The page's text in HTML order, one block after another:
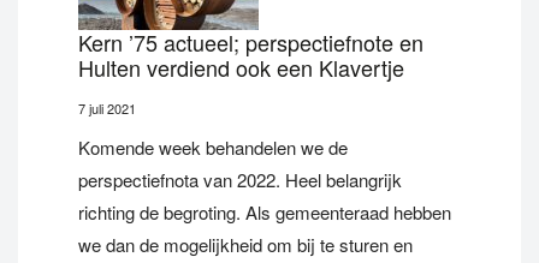
Kern ’75 actueel; perspectiefnote en
Hulten verdiend ook een Klavertje
7 juli 2021
Komende week behandelen we de
perspectiefnota van 2022. Heel belangrijk
richting de begroting. Als gemeenteraad hebben
we dan de mogelijkheid om bij te sturen en